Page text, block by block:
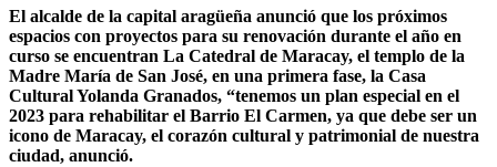
El alcalde de la capital aragüeña anunció que los próximos
espacios con proyectos para su renovación durante el año en
curso se encuentran La Catedral de Maracay, el templo de la
Madre María de San José, en una primera fase, la Casa
Cultural Yolanda Granados, “tenemos un plan especial en el
2023 para rehabilitar el Barrio El Carmen, ya que debe ser un
icono de Maracay, el corazón cultural y patrimonial de nuestra
ciudad, anunció.